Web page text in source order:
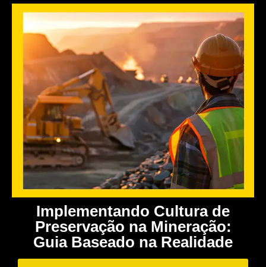
Implementando Cultura de
Preservação na Mineração:
Guia Baseado na Realidade